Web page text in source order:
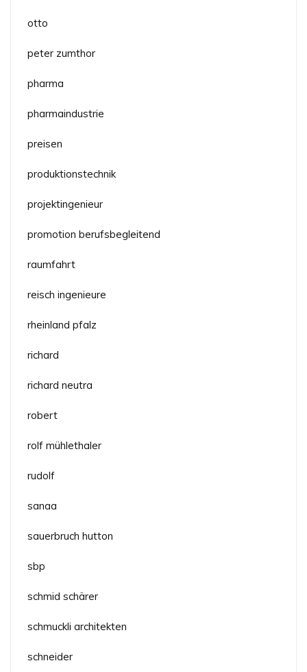
otto
peter zumthor
pharma
pharmaindustrie
preisen
produktionstechnik
projektingenieur
promotion berufsbegleitend
raumfahrt
reisch ingenieure
rheinland pfalz
richard
richard neutra
robert
rolf mühlethaler
rudolf
sanaa
sauerbruch hutton
sbp
schmid schärer
schmuckli architekten
schneider